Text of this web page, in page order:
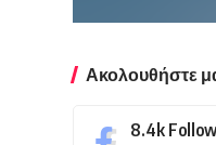
Ακολουθήστε
8.4k